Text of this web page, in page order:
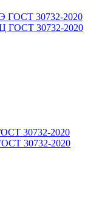
ГОСТ 30732-2020
ГОСТ 30732-2020
30732-2020
30732-2020